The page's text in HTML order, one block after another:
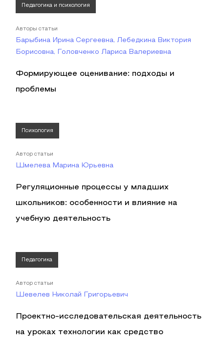
Педагогика и психология
Авторы статьи
Барыбина Ирина Сергеевна, Лебедкина Виктория
Борисовна, Головченко Лариса Валериевна
Формирующее оценивание: подходы и
проблемы
Психология
Автор статьи
Шмелева Марина Юрьевна
Регуляционные процессы у младших
школьников: особенности и влияние на
учебную деятельность
Педагогика
Автор статьи
Шевелев Николай Григорьевич
Проектно-исследовательская деятельность
на уроках технологии как средство